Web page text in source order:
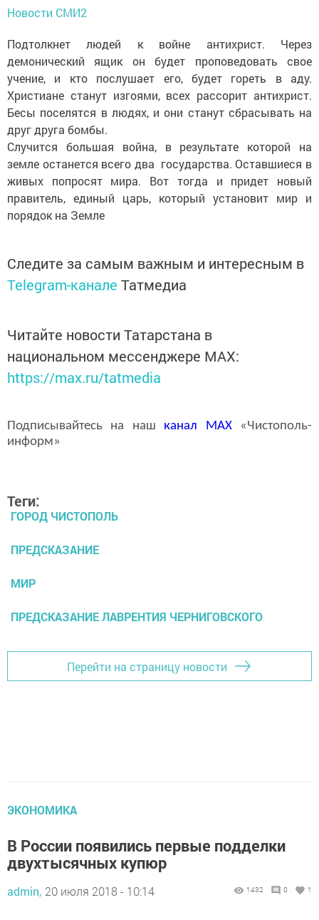
Новости СМИ2
Подтолкнет людей к войне антихрист. Через
демонический ящик он будет проповедовать свое
учение, и кто послушает его, будет гореть в аду.
Христиане станут изгоями, всех рассорит антихрист.
Бесы поселятся в людях, и они станут сбрасывать на
друг друга бомбы.
Случится большая война, в результате которой на
земле останется всего два государства. Оставшиеся в
живых попросят мира. Вот тогда и придет новый
правитель, единый царь, который установит мир и
порядок на Земле
Следите за самым важным и интересным в
Telegram-канале Татмедиа
Читайте новости Татарстана в
национальном мессенджере MАХ:
https://max.ru/tatmedia
Подписывайтесь на наш канал MAX«Чистополь-
информ»
Теги:
ГОРОД ЧИСТОПОЛЬ
ПРЕДСКАЗАНИЕ
МИР
ПРЕДСКАЗАНИЕ ЛАВРЕНТИЯ ЧЕРНИГОВСКОГО
Перейти на страницу новости
ЭКОНОМИКА
В России появились первые подделки
двухтысячных купюр
admin, 20 июля 2018 - 10:14 1432 0 1